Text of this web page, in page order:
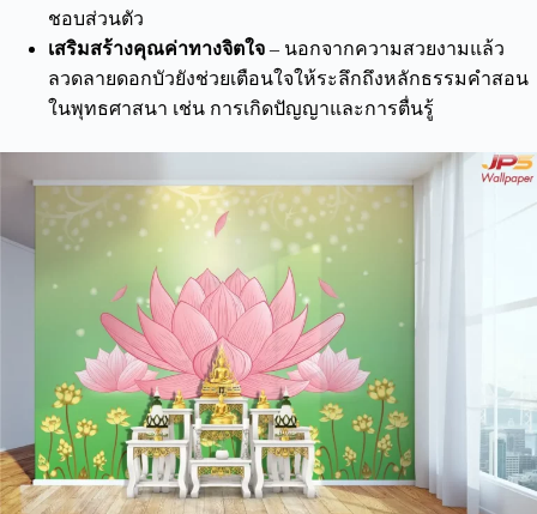
ชอบส่วนตัว
เสริมสร้างคุณค่าทางจิตใจ – นอกจากความสวยงามแล้ว
ลวดลายดอกบัวยังช่วยเตือนใจให้ระลึกถึงหลักธรรมคำสอน
ในพุทธศาสนา เช่น การเกิดปัญญาและการตื่นรู้